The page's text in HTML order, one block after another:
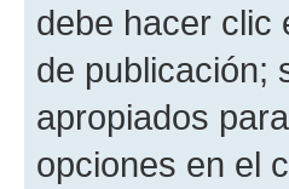
debe hacer clic
de publicación;
apropiados
opciones en el